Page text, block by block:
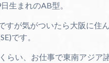
生まれのAB型。
すが気がついたら大阪に住
です。
らい、お仕事で東南アジア